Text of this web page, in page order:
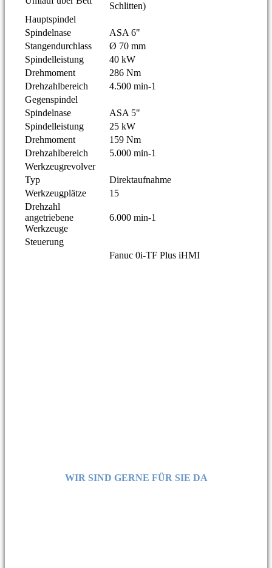
Schlitten)
Hauptspindel
Spindelnase
ASA 6"
Stangendurchlass
Ø 70 mm
Spindelleistung
40 kW
Drehmoment
286 Nm
Drehzahlbereich
4.500 min-1
Gegenspindel
Spindelnase
ASA 5"
Spindelleistung
25 kW
Drehmoment
159 Nm
Drehzahlbereich
5.000 min-1
Werkzeugrevolver
Typ
Direktaufnahme
Werkzeugplätze
15
Drehzahl
angetriebene
Werkzeuge
6.000 min-1
Steuerung
Fanuc 0i-TF Plus iHMI
WIR SIND GERNE FÜR SIE DA